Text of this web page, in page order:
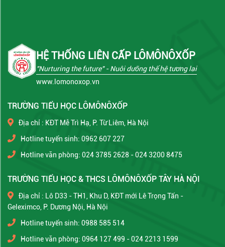
HỆ THỐNG LIÊN CẤP LÔMÔNÔXỐP
"Nurturing the future"- Nuôi dưỡng thế hệ tương lai
www.lomonoxop.vn
TRƯỜNG TIỂU HỌC LÔMÔNÔXỐP
Địa chỉ : KĐT Mễ Trì Hạ, P. Từ Liêm, Hà Nội
Hotline tuyển sinh: 0962 607 227
Hotline văn phòng: 024 3785 2628 - 024 3200 8475
TRƯỜNG TIỂU HỌC & THCS LÔMÔNÔXỐP TÂY HÀ NỘI
Địa chỉ : Lô D33 - TH1, Khu D, KĐT mới Lê Trọng Tấn -
Geleximco, P. Dương Nội, Hà Nội
Hotline tuyển sinh: 0988 585 514
Hotline văn phòng: 0964 127 499 - 024 2213 1599